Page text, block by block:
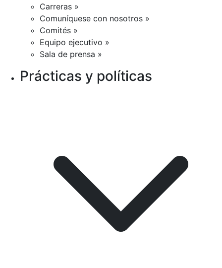
Carreras »
Comuníquese con nosotros »
Comités »
Equipo ejecutivo »
Sala de prensa »
Prácticas y políticas